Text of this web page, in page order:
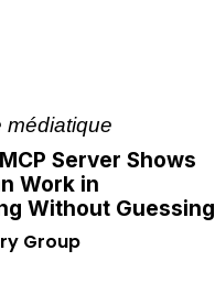
médiatique
Server Shows
Work in
Without Guessing
Group